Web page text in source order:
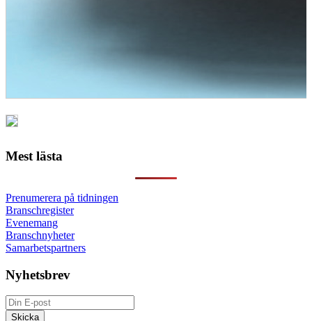
Mest lästa
Prenumerera på tidningen
Branschregister
Evenemang
Branschnyheter
Samarbetspartners
Nyhetsbrev